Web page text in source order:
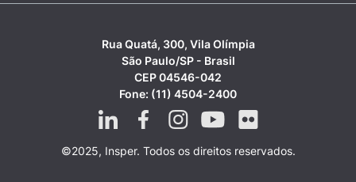
Rua Quatá, 300, Vila Olímpia
São Paulo/SP - Brasil
CEP 04546-042
Fone: (11) 4504-2400
©2025, Insper. Todos os direitos reservados.